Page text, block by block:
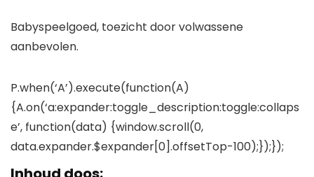
Babyspeelgoed, toezicht door volwassene
aanbevolen.
P.when(‘A’).execute(function(A)
{A.on(‘a:expander:toggle_description:toggle:collaps
e’, function(data) {window.scroll(0,
data.expander.$expander[0].offsetTop-100);});});